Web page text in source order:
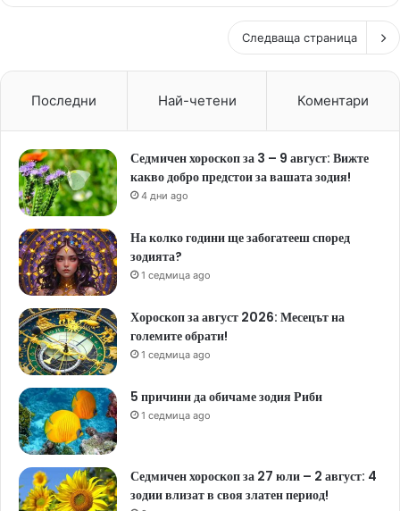
Следваща страница
Последни Най-четени Коментари
Седмичен хороскоп за 3 – 9 август: Вижте
какво добро предстои за вашата зодия!
4 дни ago
На колко години ще забогатееш според
зодията?
1 седмица ago
Хороскоп за август 2026: Месецът на
големите обрати!
1 седмица ago
5 причини да обичаме зодия Риби
1 седмица ago
Седмичен хороскоп за 27 юли – 2 август: 4
зодии влизат в своя златен период!